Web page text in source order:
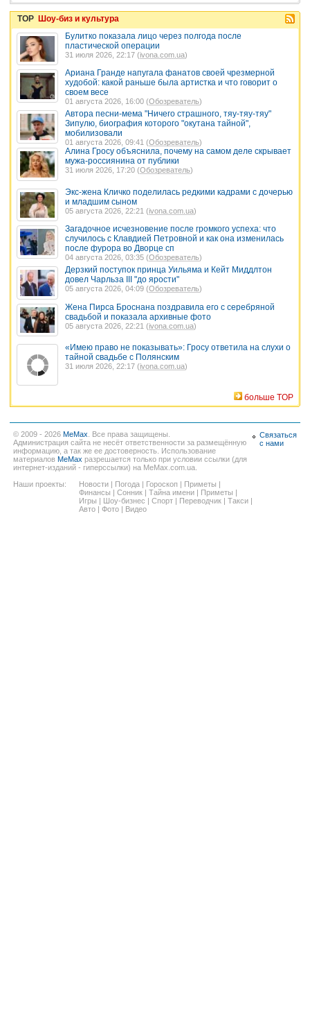
TOP Шоу-биз и культура
Булитко показала лицо через полгода после
пластической операции
31 июля 2026, 22:17 (ivona.com.ua)
Ариана Гранде напугала фанатов своей чрезмерной
худобой: какой раньше была артистка и что говорит о
своем весе
01 августа 2026, 16:00 (Обозреватель)
Автора песни-мема "Ничего страшного, тяу-тяу-тяу"
Зипулю, биография которого "окутана тайной",
мобилизовали
01 августа 2026, 09:41 (Обозреватель)
Алина Гросу объяснила, почему на самом деле скрывает
мужа-россиянина от публики
31 июля 2026, 17:20 (Обозреватель)
Экс-жена Кличко поделилась редкими кадрами с дочерью
и младшим сыном
05 августа 2026, 22:21 (ivona.com.ua)
Загадочное исчезновение после громкого успеха: что
случилось с Клавдией Петровной и как она изменилась
после фурора во Дворце сп
04 августа 2026, 03:35 (Обозреватель)
Дерзкий поступок принца Уильяма и Кейт Миддлтон
довел Чарльза III "до ярости"
05 августа 2026, 04:09 (Обозреватель)
Жена Пирса Броснана поздравила его с серебряной
свадьбой и показала архивные фото
05 августа 2026, 22:21 (ivona.com.ua)
«Имею право не показывать»: Гросу ответила на слухи о
тайной свадьбе с Полянским
31 июля 2026, 22:17 (ivona.com.ua)
больше TOP
© 2009 - 2026 MeMax . Все права защищены.
Администрация сайта не несёт ответственности за размещённую
информацию, а так же ее достоверность. Использование
материалов MeMax разрешается только при условии ссылки (для
интернет-изданий - гиперссылки) на MeMax.com.ua.
Наши проекты:
Новости Погода Гороскоп Приметы
Финансы
Сонник Тайна имени Приметы
Игры
Шоу-бизнес Спорт Переводчик Такси
Авто
Фото Видео
Связаться
с нами